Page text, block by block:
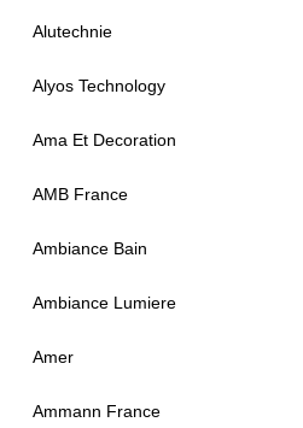
Alutechnie
Alyos Technology
Ama Et Decoration
AMB France
Ambiance Bain
Ambiance Lumiere
Amer
Ammann France